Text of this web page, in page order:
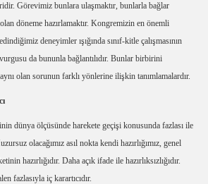
Görevimiz bunlara ulaşmaktır, bunlarla bağlar
döneme hazırlamaktır. Kongremizin en önemli
deneyimler ışığında sınıf-kitle çalışmasının
da bununla bağlantılıdır. Bunlar birbirini
olan sorunun farklı yönlerine ilişkin tanımlamalardır.
dünya ölçüsünde harekete geçişi konusunda fazlası ile
olacağımız asıl nokta kendi hazırlığımız, genel
hazırlığıdır. Daha açık ifade ile hazırlıksızlığıdır.
fazlasıyla iç karartıcıdır.